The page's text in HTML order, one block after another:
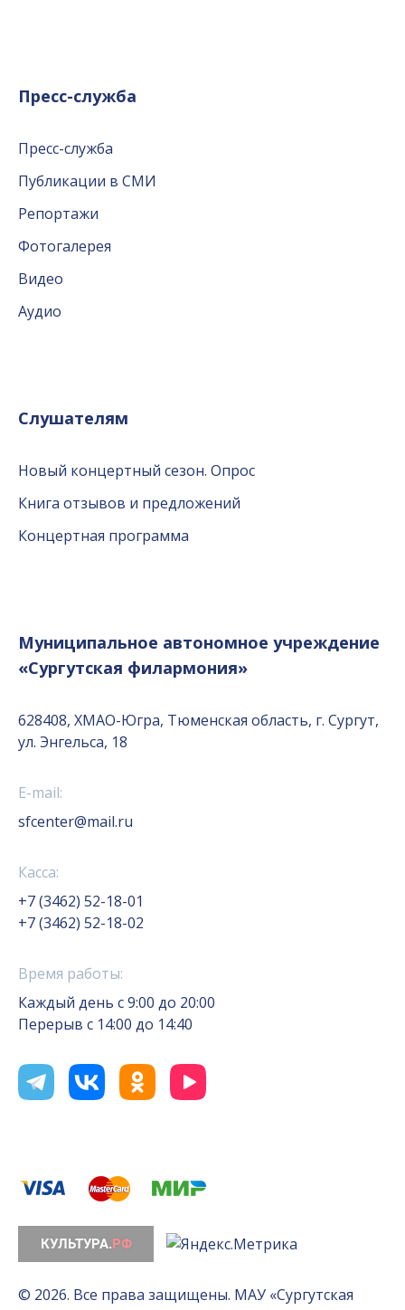
Пресс-служба
Пресс-служба
Публикации в СМИ
Репортажи
Фотогалерея
Видео
Аудио
Слушателям
Новый концертный сезон. Опрос
Книга отзывов и предложений
Концертная программа
Муниципальное автономное учреждение
«Сургутская филармония»
628408, ХМАО-Югра, Тюменская область, г. Сургут,
ул. Энгельса, 18
E-mail:
sfcenter@mail.ru
Касса:
+7 (3462) 52-18-01
+7 (3462) 52-18-02
Время работы:
Каждый день с 9:00 до 20:00
Перерыв с 14:00 до 14:40
© 2026. Все права защищены. МАУ «Сургутская